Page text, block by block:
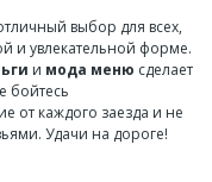
выбор для всех,
и увлекательной форме.
и мода меню сделает
бойтесь
от каждого заезда и не
Удачи на дороге!